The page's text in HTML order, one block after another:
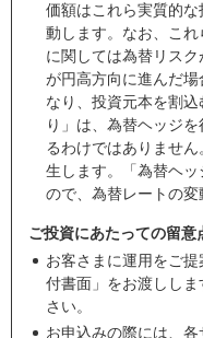
価額はこれら実質的
動します。なお、こ
に関しては為替リス
が円高方向に進んだ
なり、投資元本を割
り」は、為替ヘッジ
るわけではありませ
生します。「為替ヘ
ので、為替レートの変
ご投資にあたっての留意
お客さまに運用をご
付書面」をお渡しし
さい。
お申込みの際には、